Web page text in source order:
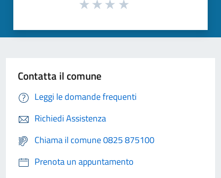
Contatta il comune
Leggi le domande frequenti
Richiedi Assistenza
Chiama il comune 0825 875100
Prenota un appuntamento